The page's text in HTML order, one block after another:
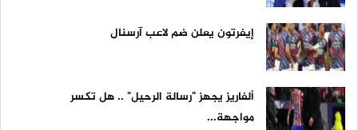
إيفرتون يعلن ضم لاعب آرسنال
ألفاريز يجهز "رسالة الرحيل" .. هل تكسر
مواجهة...